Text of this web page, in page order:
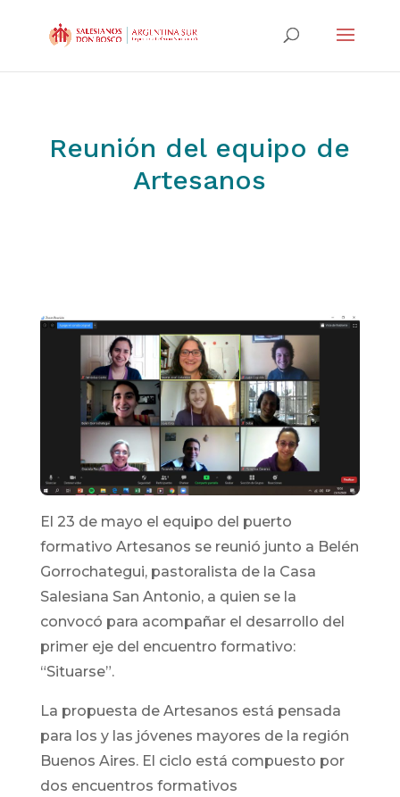
Reunión del equipo de
Artesanos
El 23 de mayo el equipo del puerto
formativo Artesanos se reunió junto a Belén
Gorrochategui, pastoralista de la Casa
Salesiana San Antonio, a quien se la
convocó para acompañar el desarrollo del
primer eje del encuentro formativo:
“Situarse”.
La propuesta de Artesanos está pensada
para los y las jóvenes mayores de la región
Buenos Aires. El ciclo está compuesto por
dos encuentros formativos